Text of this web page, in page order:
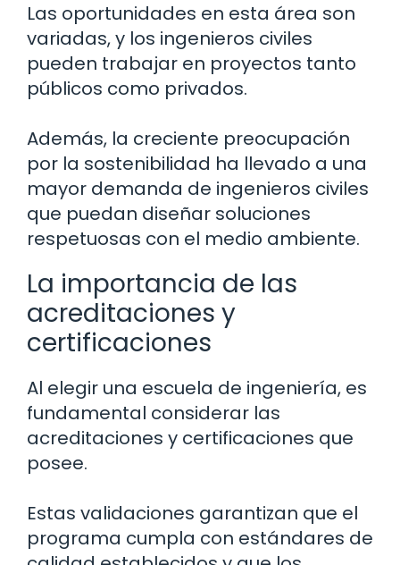
Las oportunidades en esta área son
variadas, y los ingenieros civiles
pueden trabajar en proyectos tanto
públicos como privados.
Además, la creciente preocupación
por la sostenibilidad ha llevado a una
mayor demanda de ingenieros civiles
que puedan diseñar soluciones
respetuosas con el medio ambiente.
La importancia de las
acreditaciones y
certificaciones
Al elegir una escuela de ingeniería, es
fundamental considerar las
acreditaciones y certificaciones que
posee.
Estas validaciones garantizan que el
programa cumpla con estándares de